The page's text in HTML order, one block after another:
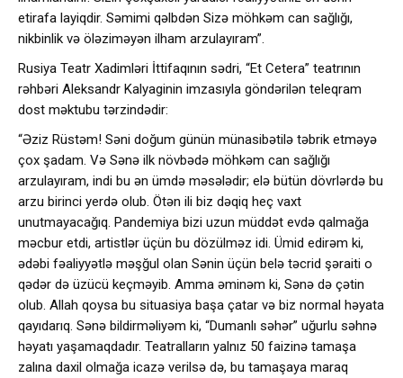
etirafa layiqdir. Səmimi qəlbdən Sizə möhkəm can sağlığı,
nikbinlik və öləziməyən ilham arzulayıram”.
Rusiya Teatr Xadimləri İttifaqının sədri, “Et Cetera” teatrının
rəhbəri Aleksandr Kalyaginin imzasıyla göndərilən teleqram
dost məktubu tərzindədir:
“Əziz Rüstəm! Səni doğum günün münasibətilə təbrik etməyə
çox şadam. Və Sənə ilk növbədə möhkəm can sağlığı
arzulayıram, indi bu ən ümdə məsələdir; elə bütün dövrlərdə bu
arzu birinci yerdə olub. Ötən ili biz dəqiq heç vaxt
unutmayacağıq. Pandemiya bizi uzun müddət evdə qalmağa
məcbur etdi, artistlər üçün bu dözülməz idi. Ümid edirəm ki,
ədəbi fəaliyyətlə məşğul olan Sənin üçün belə təcrid şəraiti o
qədər də üzücü keçməyib. Amma əminəm ki, Sənə də çətin
olub. Allah qoysa bu situasiya başa çatar və biz normal həyata
qayıdarıq. Sənə bildirməliyəm ki, “Dumanlı səhər” uğurlu səhnə
həyatı yaşamaqdadır. Teatralların yalnız 50 faizinə tamaşa
zalına daxil olmağa icazə verilsə də, bu tamaşaya maraq